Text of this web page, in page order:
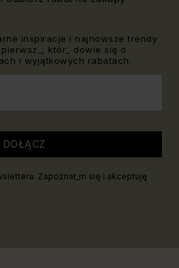
inspiracje i najnowsze trendy
któr_ dowie się o
i wyjątkowych rabatach.
DOŁĄCZ
Zapoznał_m się i akceptuję